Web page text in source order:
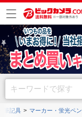
筆記具 マーカー・蛍光ペン